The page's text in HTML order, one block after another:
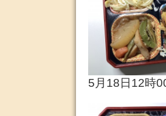
5月18日12時